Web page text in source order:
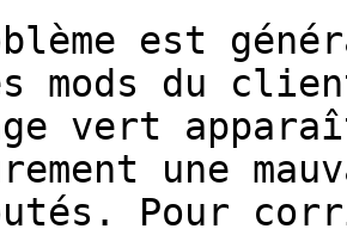
est
mods du
vert
une
Pour